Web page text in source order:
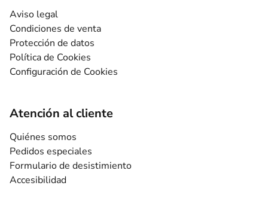
Aviso legal
Condiciones de venta
Protección de datos
Política de Cookies
Configuración de Cookies
Atención al cliente
Quiénes somos
Pedidos especiales
Formulario de desistimiento
Accesibilidad